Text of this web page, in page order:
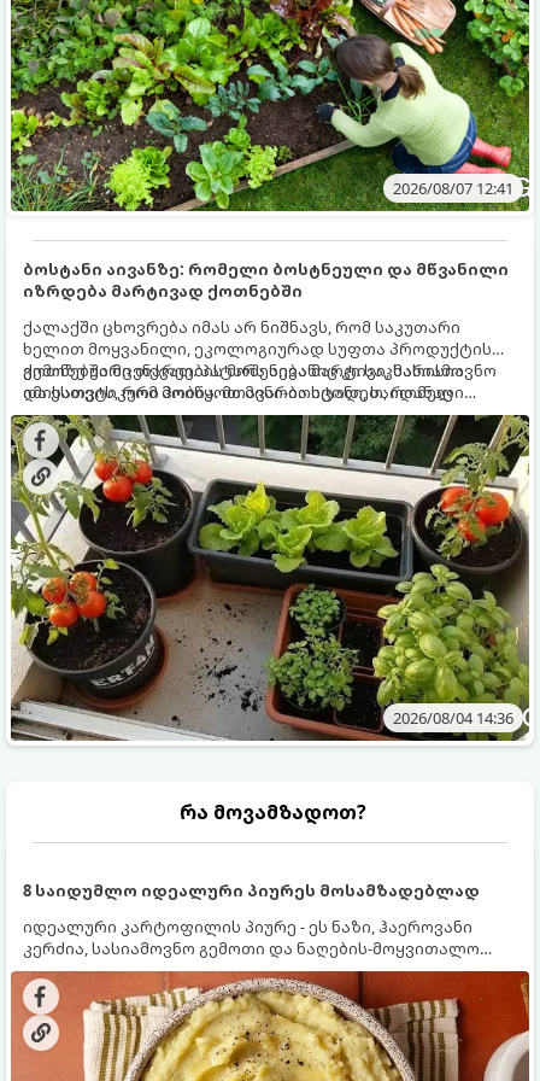
2026/08/07 12:41
ბოსტანი აივანზე: რომელი ბოსტნეული და მწვანილი
იზრდება მარტივად ქოთნებში
ქალაქში ცხოვრება იმას არ ნიშნავს, რომ საკუთარი
ხელით მოყვანილი, ეკოლოგიურად სუფთა პროდუქტის
გემოზე უარი თქვათ. პატარა აივანიც კი საკმარისია
იმისათვის, რომ მოიწყოთ მინი-ბოსტანი, საიდანაც
ყოველდღიურად ახალ, არომატულ მწვანილსა და
ბოსტნეულს მოკრეფთ.
ქოთნებში მცენარეების მოშენება მარტივი, სასიამოვნო
და ესთეტიკური ჰობია. მთავარია იცოდეთ, რომელი
კულტურები ეგუებიან ქოთნის პირობებს ყველაზე კარგად
და როგორ მოუაროთ მათ სწორად.
2026/08/04 14:36
რა მოვამზადოთ?
8 საიდუმლო იდეალური პიურეს მოსამზადებლად
იდეალური კარტოფილის პიურე - ეს ნაზი, ჰაეროვანი
კერძია, სასიამოვნო გემოთი და ნაღების-მოყვითალო
ფერით. მისი მომზადება ძალიან მარტივია, მაგრამ
არსებობს რამდენიმე საიდუმლო, რომლებიც უნდა
იცოდეთ, რომ პიურე იდეალურად გემრიელი გამოვიდეს.